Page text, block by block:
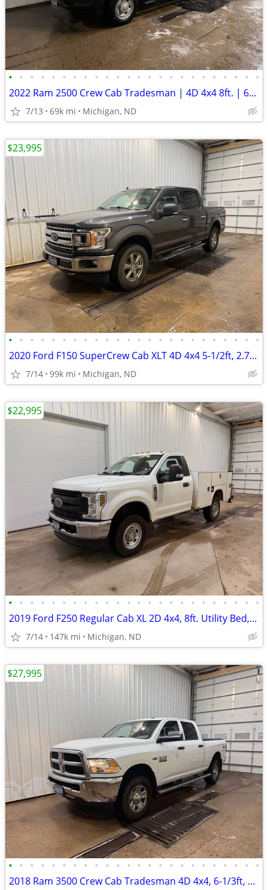
• • • • • • • • • • • • • • • • • • • • • • • •
2022 Ram 2500 Crew Cab Tradesman | 4D 4x4 8ft. | 68k Miles
7/13 69k mi Michigan, ND
• • • • • • • • • • • • • • • • • • • • • • • •
2020 Ford F150 SuperCrew Cab XLT 4D 4x4 5-1/2ft, 2.7L EcoBoost, 98k
7/14 99k mi Michigan, ND
$23,995
• • • • • • • • • • • • • • • • • • • • • • • •
2019 Ford F250 Regular Cab XL 2D 4x4, 8ft. Utility Bed, 6.2L, 147k mi
7/14 147k mi Michigan, ND
$22,995
• • • • • • • • • • • • • • • • • • • • • • • •
2018 Ram 3500 Crew Cab Tradesman 4D 4x4, 6-1/3ft, 6.4 L Hemi, 88k mile
$27,995